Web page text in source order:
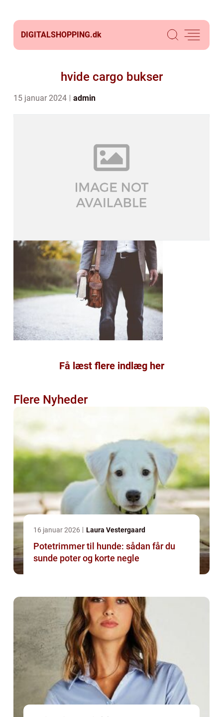
DIGITALSHOPPING.dk
hvide cargo bukser
15 januar 2024 admin
Få læst flere indlæg her
Flere Nyheder
16 januar 2026 Laura Vestergaard
Potetrimmer til hunde: sådan får du
sunde poter og korte negle